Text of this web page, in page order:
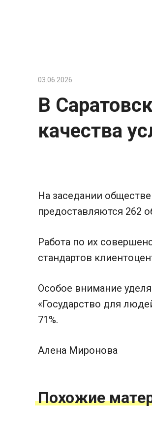
03.06.2026
В
качества
На заседании
предоставляются 262
Работа по их
стандартов
Особое внимание
«Государство для
71%.
Алена Миронова
Похожие